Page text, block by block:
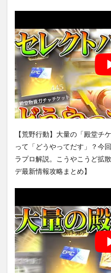
【荒野行動】大量の「殿堂チ
って「どうやってだす」？今
ラプロ解説。こうやこうど拡
デ最新情報攻略まとめ】